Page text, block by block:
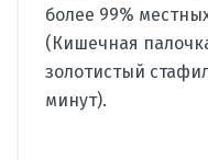
более 99%
(Кишечная
золотистый
минут).